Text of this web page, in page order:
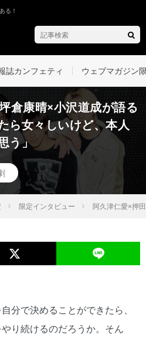
る！
誌カンフェティ ウェブマガジン
倉康晴×小沢道成が語る
ら女々しいけど、本人
う」
限定インタビュー 阿久津仁愛×押
分で決めることができたら、
り続けるのだろうか。そん